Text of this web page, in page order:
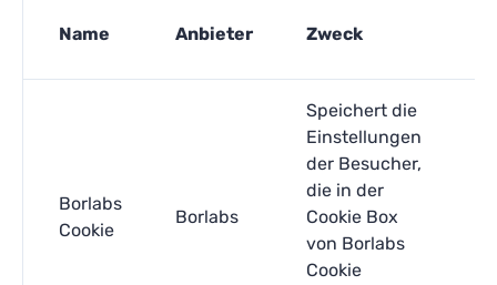
Name Anbieter Zweck
Borlabs
Cookie
Borlabs
Speichert die
Einstellungen
der Besucher,
die in der
Cookie Box
von Borlabs
Cookie